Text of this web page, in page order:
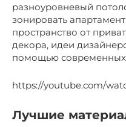
разноуровневый
зонировать
пространство от
декора, идеи
помощью современных
https://youtube.com/
Лучшие